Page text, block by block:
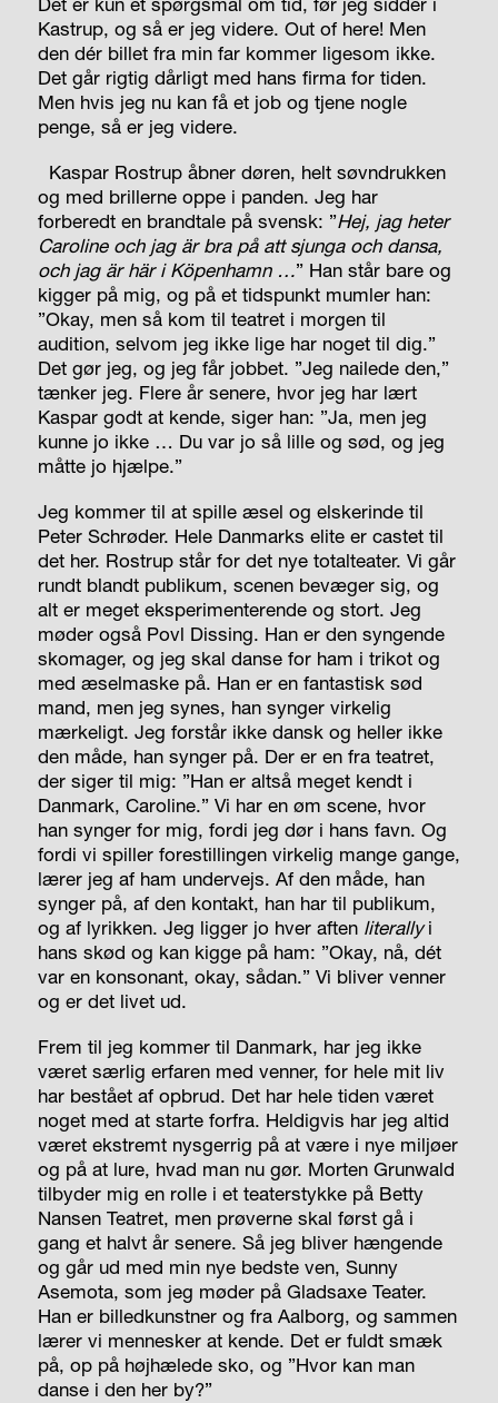
Kastrup, og så er jeg videre. Out of here!Men
den dér billet fra min far kommer ligesom ikke.
Det går rigtig dårligt med hans firma for tiden.
Men hvis jeg nu kan få et job og tjene nogle
penge, så er jeg videre.
Kaspar Rostrup åbner døren, helt søvndrukken
og med brillerne oppe i panden. Jeg har
forberedt en brandtale på svensk: ”Hej, jag heter
Caroline och jag är bra på att sjunga och dansa,
och jag är här i Köpenhamn …” Han står bare og
kigger på mig, og på et tidspunkt mumler han:
”Okay, men så kom til teatret i morgen til
audition, selvom jeg ikke lige har noget til dig.”
Det gør jeg, og jeg får jobbet. ”Jeg nailede den,”
tænker jeg. Flere år senere, hvor jeg har lært
Kaspar godt at kende, siger han: ”Ja, men jeg
kunne jo ikke … Du var jo så lille og sød, og jeg
måtte jo hjælpe.”
Jeg kommer til at spille æsel og elskerinde til
Peter Schrøder. Hele Danmarks elite er castet til
det her. Rostrup står for det nye totalteater. Vi går
rundt blandt publikum, scenen bevæger sig, og
alt er meget eksperimenterende og stort. Jeg
møder også Povl Dissing. Han er den syngende
skomager, og jeg skal danse for ham i trikot og
med æselmaske på. Han er en fantastisk sød
mand, men jeg synes, han synger virkelig
mærkeligt. Jeg forstår ikke dansk og heller ikke
den måde, han synger på. Der er en fra teatret,
der siger til mig: ”Han er altså meget kendt i
Danmark, Caroline.” Vi har en øm scene, hvor
han synger for mig, fordi jeg dør i hans favn. Og
fordi vi spiller forestillingen virkelig mange gange,
lærer jeg af ham undervejs. Af den måde, han
synger på, af den kontakt, han har til publikum,
og af lyrikken. Jeg ligger jo hver aften literallyi
hans skød og kan kigge på ham: ”Okay, nå, dét
var en konsonant, okay, sådan.” Vi bliver venner
og er det livet ud.
Frem til jeg kommer til Danmark, har jeg ikke
været særlig erfaren med venner, for hele mit liv
har bestået af opbrud. Det har hele tiden været
noget med at starte forfra. Heldigvis har jeg altid
været ekstremt nysgerrig på at være i nye miljøer
og på at lure, hvad man nu gør. Morten Grunwald
tilbyder mig en rolle i et teaterstykke på Betty
Nansen Teatret, men prøverne skal først gå i
gang et halvt år senere. Så jeg bliver hængende
og går ud med min nye bedste ven, Sunny
Asemota, som jeg møder på Gladsaxe Teater.
Han er billedkunstner og fra Aalborg, og sammen
lærer vi mennesker at kende. Det er fuldt smæk
på, op på højhælede sko, og ”Hvor kan man
danse i den her by?”